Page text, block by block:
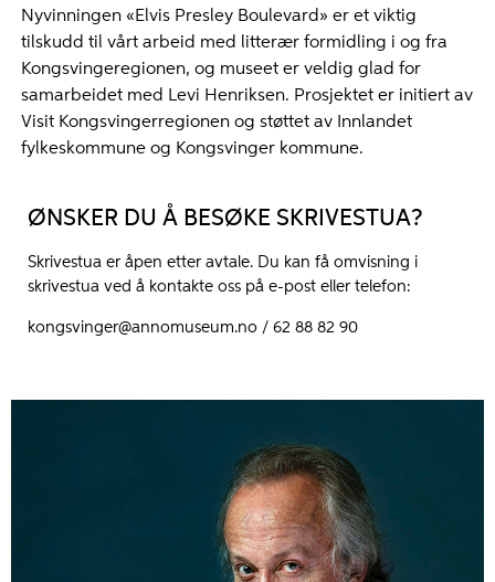
Nyvinningen «Elvis Presley Boulevard» er et viktig
tilskudd til vårt arbeid med litterær formidling i og fra
Kongsvingeregionen, og museet er veldig glad for
samarbeidet med Levi Henriksen. Prosjektet er initiert av
Visit Kongsvingerregionen og støttet av Innlandet
fylkeskommune og Kongsvinger kommune.
ØNSKER DU Å BESØKE SKRIVESTUA?
Skrivestua er åpen etter avtale. Du kan få omvisning i
skrivestua ved å kontakte oss på e-post eller telefon:
kongsvinger@annomuseum.no / 62 88 82 90